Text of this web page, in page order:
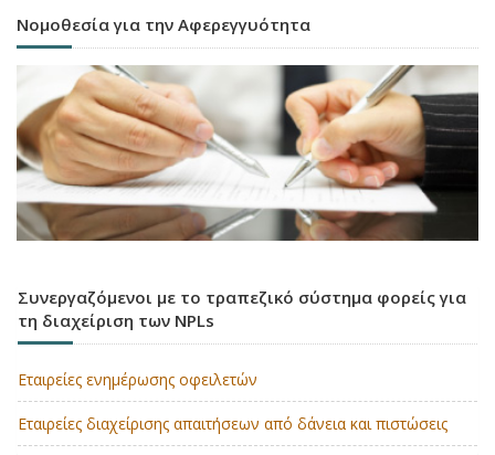
Νομοθεσία για την Αφερεγγυότητα
Συνεργαζόμενοι με το τραπεζικό σύστημα φορείς για
τη διαχείριση των NPLs
Εταιρείες ενημέρωσης οφειλετών
Εταιρείες διαχείρισης απαιτήσεων από δάνεια και πιστώσεις